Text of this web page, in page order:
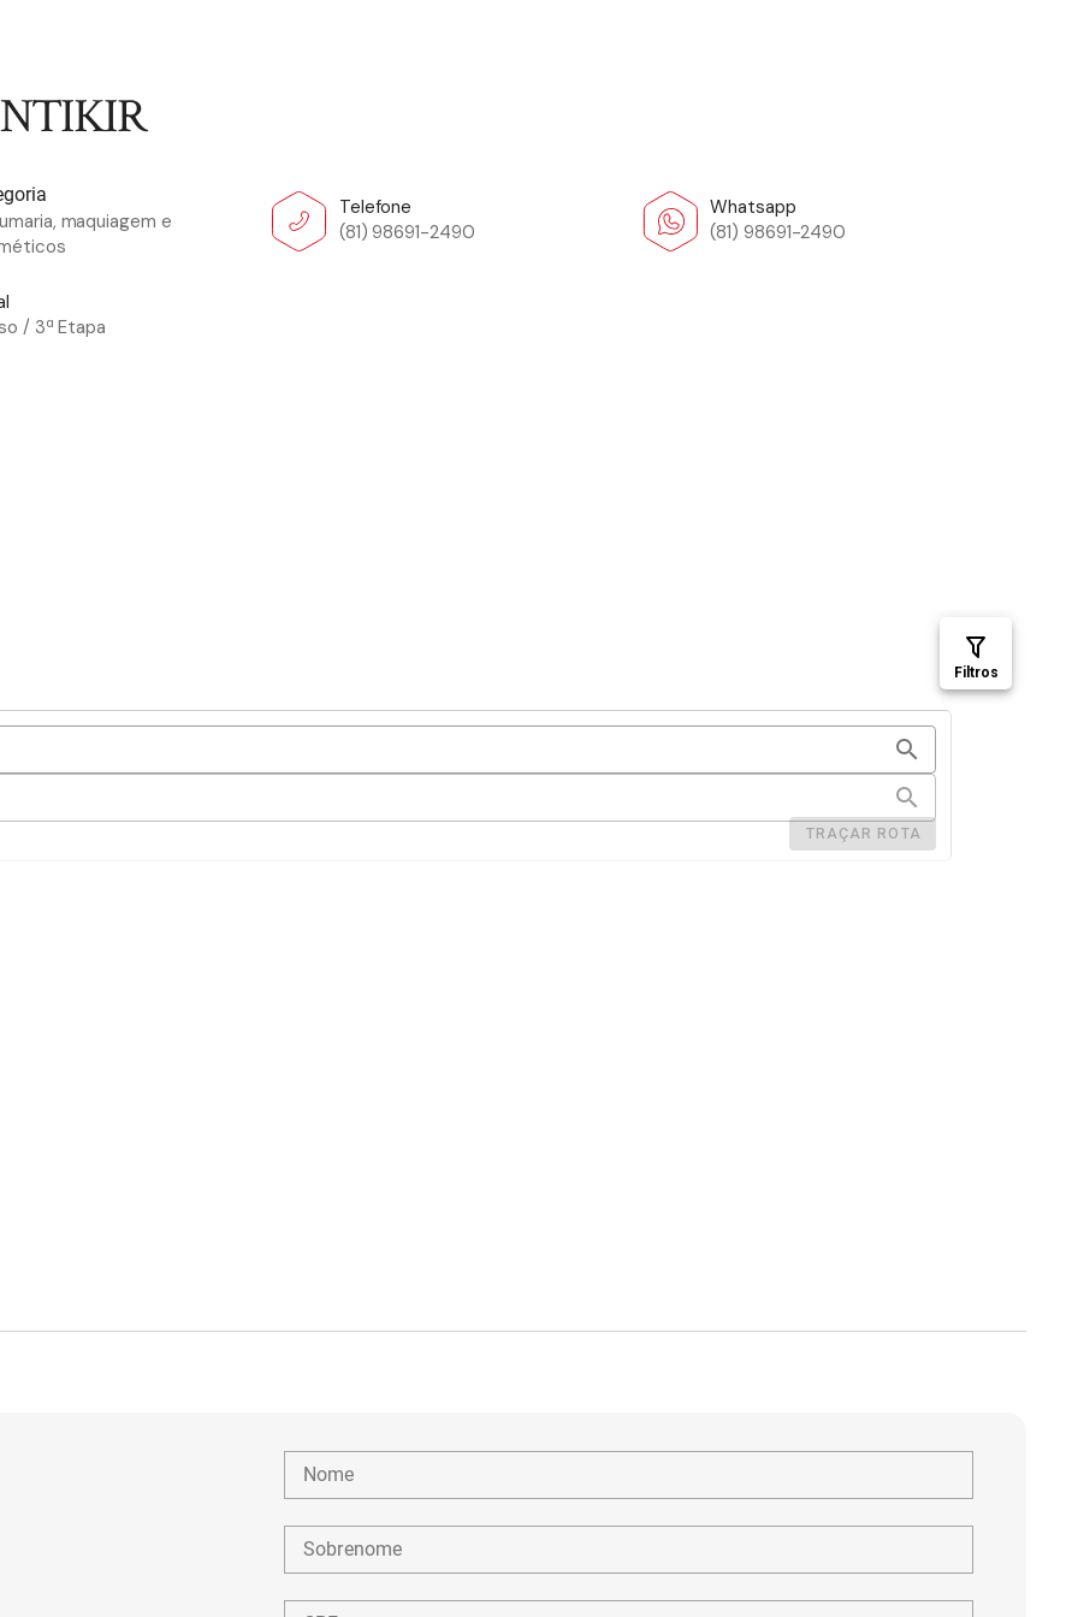
maquiagem e
Telefone
(81) 98691-2490
Whatsapp
(81) 98691-2490
/ 3ª Etapa
Nome
Sobrenome